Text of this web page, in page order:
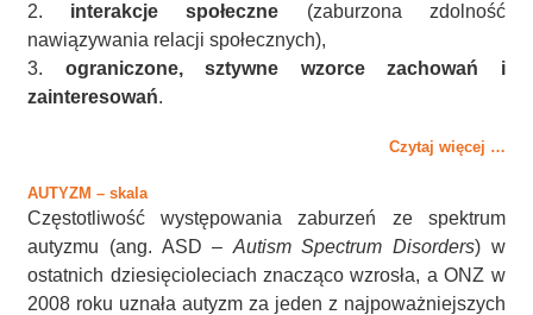
2. interakcje społeczne (zaburzona zdolność
nawiązywania relacji społecznych),
3. ograniczone, sztywne wzorce zachowań i
zainteresowań.
Czytaj więcej …
AUTYZM – skala
Częstotliwość występowania zaburzeń ze spektrum
autyzmu (ang. ASD – Autism Spectrum Disorders) w
ostatnich dziesięcioleciach znacząco wzrosła, a ONZ w
2008 roku uznała autyzm za jeden z najpoważniejszych